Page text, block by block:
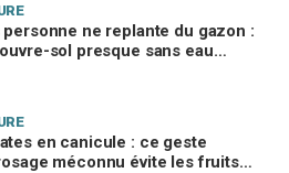
personne ne replante du gazon :
sol presque sans eau
en canicule : ce geste
méconnu évite les fruits